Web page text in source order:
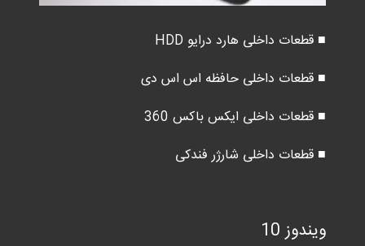
■ قطعات داخلی هارد درایو HDD
■ قطعات داخلی حافظه اس اس دی
■ قطعات داخلی ایکس باکس 360
■ قطعات داخلی شارژر فندکی
ویندوز 10